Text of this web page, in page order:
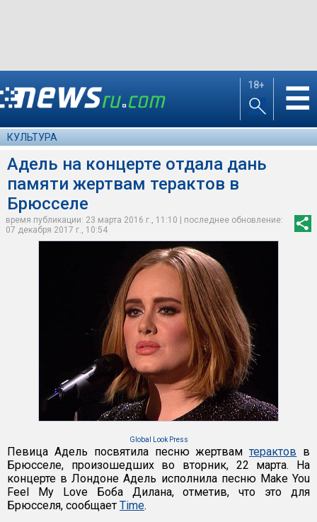
18+ ☰
КУЛЬТУРА
Адель на концерте отдала дань
памяти жертвам терактов в
Брюсселе
время публикации: 23 марта 2016 г., 11:10 | последнее обновление:
07 декабря 2017 г., 10:54
Global Look Press
Певица Адель посвятила песню жертвамтерактов в
Брюсселе, произошедших во вторник, 22 марта. На
концерте в Лондоне Адель исполнила песню Make You
Feel My Love Боба Дилана, отметив, что это для
Брюсселя, сообщает Time.